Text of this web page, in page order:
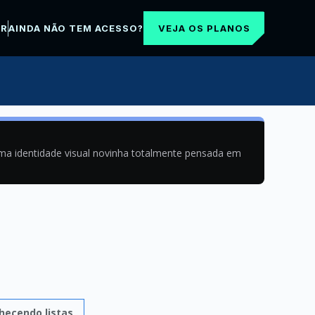
AINDA NÃO TEM ACESSO? VEJA OS PLANOS
identidade visual novinha totalmente pensada em